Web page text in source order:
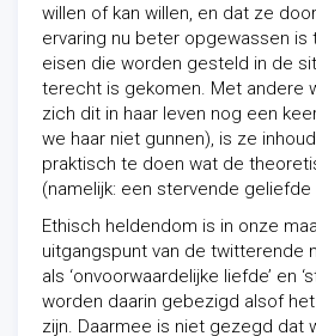
willen of kan willen, en dat ze
ervaring nu beter opgewassen
eisen die worden gesteld in de
terecht is gekomen. Met andere
zich dit in haar leven nog een
we haar niet gunnen), is ze
praktisch te doen wat de
(namelijk: een stervende
Ethisch heldendom is in onze
uitgangspunt van de twitterende
als ‘onvoorwaardelijke liefde’ en
worden daarin gebezigd alsof
zijn. Daarmee is niet gezegd dat